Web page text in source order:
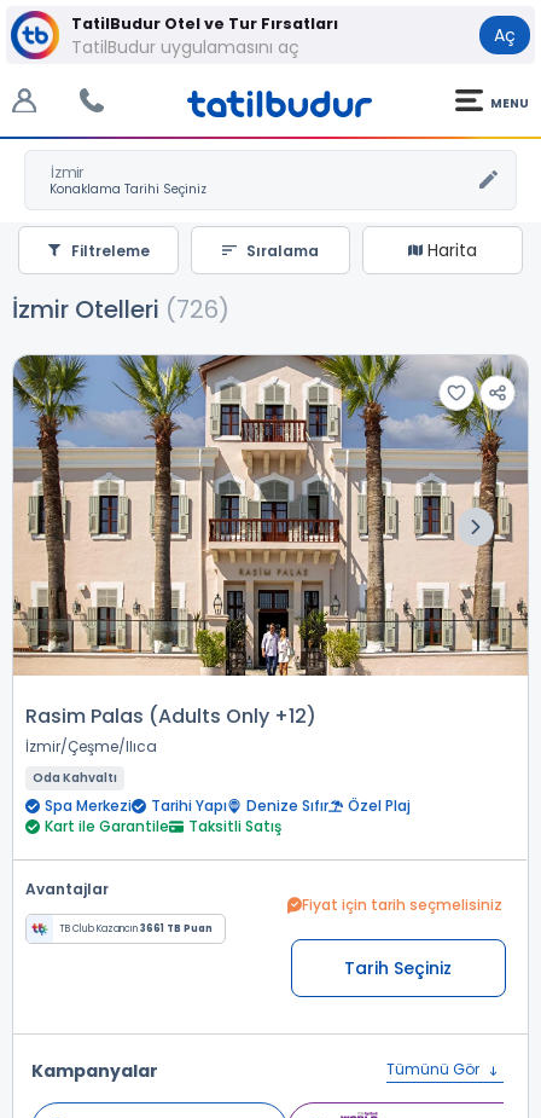
TatilBudur Otel ve Tur Fırsatları
TatilBudur uygulamasını aç Aç
MENU
İzmir
Harita
Sıralama
Filtreleme
İzmir Otelleri (726)
Rasim Palas (Adults Only +12)
İzmir Çeşme Ilıca
Oda Kahvaltı
Spa Merkezi Tarihi Yapı Denize Sıfır
Özel Plaj
Kart ile Garantile
Taksitli Satış
Avantajlar
TB Club Kazancın3661 TB Puan
Fiyat için tarih seçmelisiniz
Tarih Seçiniz
Kampanyalar Tümünü Gör